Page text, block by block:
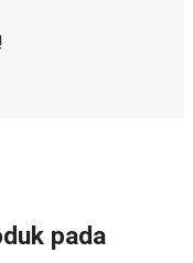
pada